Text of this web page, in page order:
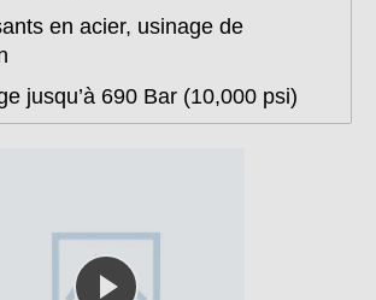
en acier, usinage de
jusqu’à 690 Bar (10,000 psi)